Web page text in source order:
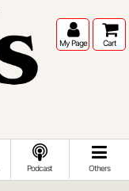
My Page Cart
Podcast Others